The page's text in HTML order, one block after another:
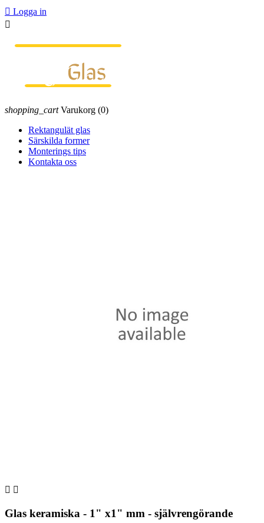
 Logga in

shopping_cart Varukorg (0)
Rektangulät glas
Särskilda former
Monterings tips
Kontakta oss
 
Glas keramiska - 1" x1" mm - självrengörande